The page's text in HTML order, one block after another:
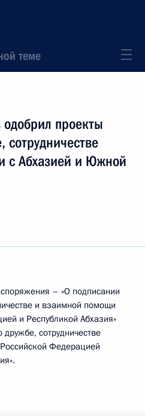
теме
проекты
сотрудничестве
с Абхазией и Южной
– «О подписании
и взаимной помощи
и Республикой Абхазия»
сотрудничестве
Федерацией